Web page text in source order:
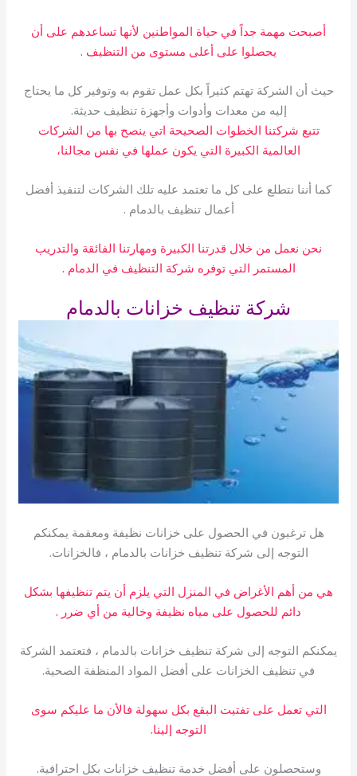
أصبحت مهمة جداً في حياة المواطنين لأنها تساعدهم على أن
يحصلوا على أعلى مستوى من التنظيف .
حيث أن الشركة تهتم كثيراً بكل عمل تقوم به وتوفير كل ما يحتاج
إليه من معدات وأدوات وأجهزة تنظيف حديثة.
تتبع شركتنا الخطوات الصحيحة اتي ينصح بها من الشركات
العالمية الكبيرة التي يكون عملها في نفس مجالنا،
كما أننا نتطلع على كل ما تعتمد عليه تلك الشركات لتنفيذ أفضل
أعمال تنظيف بالدمام .
نحن نعمل من خلال قدرتنا الكبيرة ومهارتنا الفائقة والتدريب
المستمر التي توفره شركة التنظيف في الدمام .
شركة تنظيف خزانات بالدمام
هل ترغبون في الحصول على خزانات نظيفة ومعقمة يمكنكم
التوجه إلى شركة تنظيف خزانات بالدمام ، فالخزانات.
هي من أهم الأغراض في المنزل التي يلزم أن يتم تنظيفها بشكل
دائم للحصول على مياه نظيفة وخالية من أي ضرر .
يمكنكم التوجه إلى شركة تنظيف خزانات بالدمام ، فتعتمد الشركة
في تنظيف الخزانات على أفضل المواد المنظفة الصحية.
التي تعمل على تفتيت البقع بكل سهولة فالأن ما عليكم سوى
التوجه إلينا.
وستحصلون على أفضل خدمة تنظيف خزانات بكل احترافية.